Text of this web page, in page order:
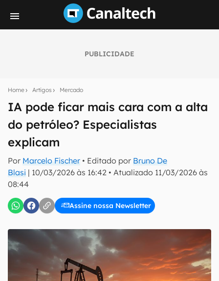
PUBLICIDADE
Home Artigos Mercado
IA pode ficar mais cara com a alta
do petróleo? Especialistas
explicam
Por Marcelo Fischer • Editado por Bruno De
Blasi | 10/03/2026 às 16:42 • Atualizado 11/03/2026 às
08:44
Assine nossa Newsletter
notícias e reviews sobre tecnologia em primeira
E-mail
inscreva-se
Uso e Política de Privacidade do Canaltech.